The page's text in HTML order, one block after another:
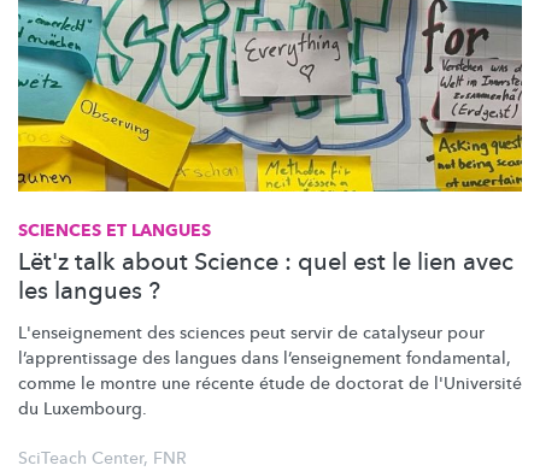
SCIENCES ET LANGUES
Lët'z talk about Science : quel est le lien avec
les langues ?
L'enseignement des sciences peut servir de catalyseur pour
l’apprentissage des langues dans l’enseignement fondamental,
comme le montre une récente étude de doctorat de l'Université
du Luxembourg.
SciTeach Center, FNR